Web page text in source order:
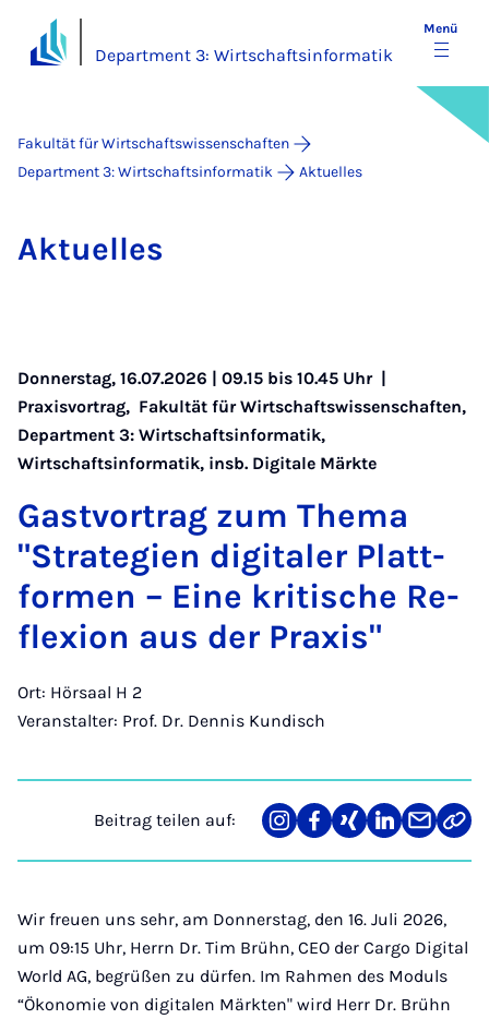
Department 3: Wirtschaftsinformatik
Menü
Fakultät für Wirtschaftswissenschaften
Department 3: Wirtschaftsinformatik
Aktuelles
Ak­tu­el­les
Donnerstag, 16.07.2026 | 09.15 bis 10.45 Uhr |
Praxisvortrag, Fakultät für Wirtschaftswissenschaften,
Department 3: Wirtschaftsinformatik,
Wirtschaftsinformatik, insb. Digitale Märkte
Gast­vor­trag zum The­ma
"Stra­te­gi­en di­gi­ta­ler Platt­
for­men – Ei­ne kri­ti­sche Re­
fle­xi­on aus der Pra­xis"
Ort: Hörsaal H 2
Veranstalter: Prof. Dr. Dennis Kundisch
Beitrag teilen auf:
Teilen
auf
Teilen
auf
Teilen
auf
Teilen
auf
Teilen
über
Mail
Link
Wir freuen uns sehr, am Donnerstag, den 16. Juli 2026,
um 09:15 Uhr, Herrn Dr. Tim Brühn, CEO der Cargo Digital
World AG, begrüßen zu dürfen. Im Rahmen des Moduls
“Ökonomie von digitalen Märkten" wird Herr Dr. Brühn